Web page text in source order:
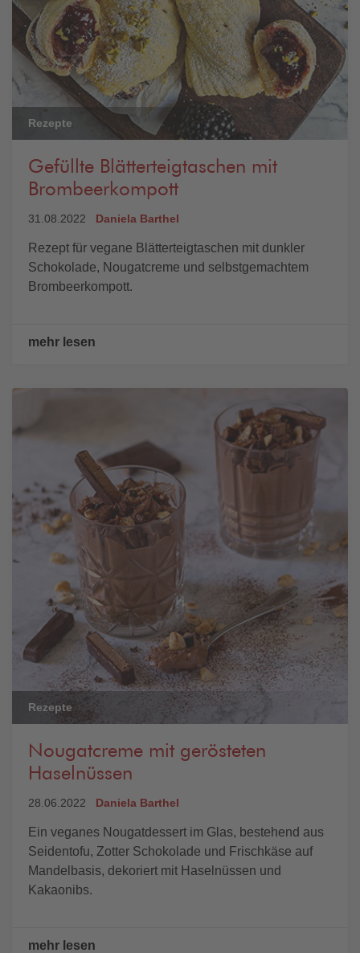
Rezepte
Gefüllte Blätterteigtaschen mit
Brombeerkompott
31.08.2022 Daniela Barthel
Rezept für vegane Blätterteigtaschen mit dunkler
Schokolade, Nougatcreme und selbstgemachtem
Brombeerkompott.
mehr lesen
Rezepte
Nougatcreme mit gerösteten
Haselnüssen
28.06.2022 Daniela Barthel
Ein veganes Nougatdessert im Glas, bestehend aus
Seidentofu, Zotter Schokolade und Frischkäse auf
Mandelbasis, dekoriert mit Haselnüssen und
Kakaonibs.
mehr lesen